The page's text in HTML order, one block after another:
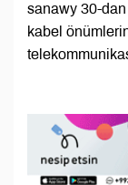
sanawy 30-
kabel